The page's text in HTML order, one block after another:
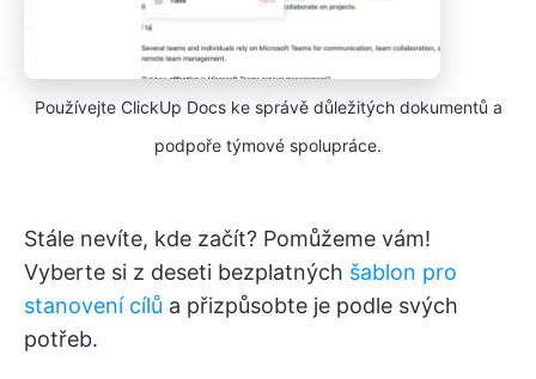
Používejte ClickUp Docs ke správě důležitých dokumentů a
podpoře týmové spolupráce.
Stále nevíte, kde začít? Pomůžeme vám!
Vyberte si z deseti bezplatných šablon pro
stanovení cílů a přizpůsobte je podle svých
potřeb.